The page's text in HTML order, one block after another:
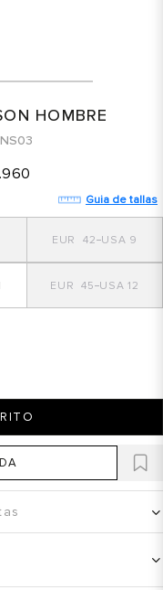
HOMBRE
.960
Guia de tallas
9
42
12
45